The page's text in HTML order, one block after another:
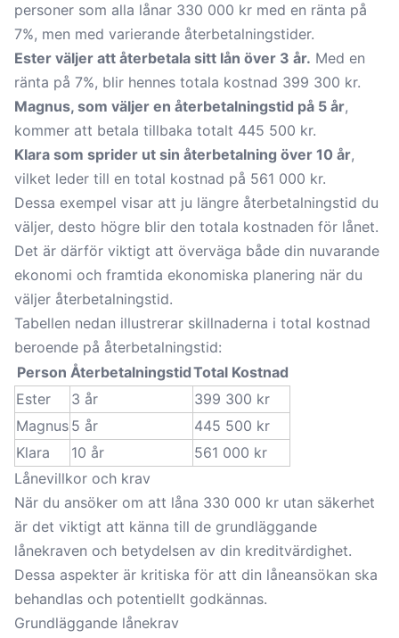
personer som alla lånar 330 000 kr med en ränta på
7%, men med varierande återbetalningstider.
Ester väljer att återbetala sitt lån över 3 år. Med en
ränta på 7%, blir hennes totala kostnad 399 300 kr.
Magnus, som väljer en återbetalningstid på 5 år,
kommer att betala tillbaka totalt 445 500 kr.
Klara som sprider ut sin återbetalning över 10 år,
vilket leder till en total kostnad på 561 000 kr.
Dessa exempel visar att ju längre återbetalningstid du
väljer, desto högre blir den totala kostnaden för lånet.
Det är därför viktigt att överväga både din nuvarande
ekonomi och framtida ekonomiska planering när du
väljer återbetalningstid.
Tabellen nedan illustrerar skillnaderna i total kostnad
beroende på återbetalningstid:
Person ÅterbetalningstidTotal Kostnad
Ester
3 år
399 300 kr
Magnus 5 år
445 500 kr
Klara
10 år
561 000 kr
Lånevillkor och krav
När du ansöker om att låna 330 000 kr utan säkerhet
är det viktigt att känna till de grundläggande
lånekraven och betydelsen av din kreditvärdighet.
Dessa aspekter är kritiska för att din låneansökan ska
behandlas och potentiellt godkännas.
Grundläggande lånekrav